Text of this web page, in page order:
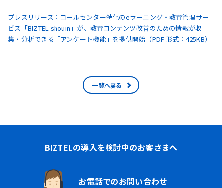
プレスリリース：コールセンター特化のeラーニング・教育管理サー
ビス「BIZTEL shouin」が、教育コンテンツ改善のための情報が収
集・分析できる「アンケート機能」を提供開始（PDF 形式：425KB）
一覧へ戻る
BIZTELの導入を検討中のお客さまへ
お電話でのお問い合わせ